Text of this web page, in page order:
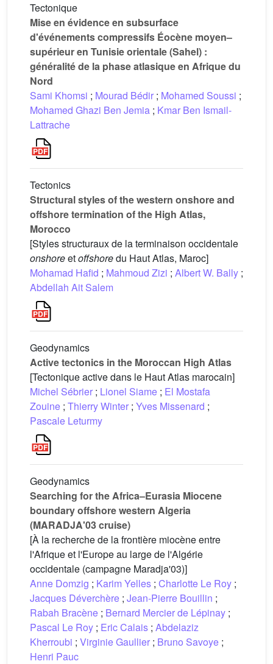
Tectonique
Mise en évidence en subsurface
d'événements compressifs Éocène moyen–
supérieur en Tunisie orientale (Sahel) :
généralité de la phase atlasique en Afrique du
Nord
Sami Khomsi ; Mourad Bédir ; Mohamed Soussi ;
Mohamed Ghazi Ben Jemia ; Kmar Ben Ismail-
Lattrache
Tectonics
Structural styles of the western onshore and
offshore termination of the High Atlas,
Morocco
[Styles structuraux de la terminaison occidentale
onshoreetoffshoredu Haut Atlas, Maroc]
Mohamad Hafid ; Mahmoud Zizi ; Albert W. Bally ;
Abdellah Ait Salem
Geodynamics
Active tectonics in the Moroccan High Atlas
[Tectonique active dans le Haut Atlas marocain]
Michel Sébrier ; Lionel Siame ; El Mostafa
Zouine ; Thierry Winter ; Yves Missenard ;
Pascale Leturmy
Geodynamics
Searching for the Africa–Eurasia Miocene
boundary offshore western Algeria
(MARADJA'03 cruise)
[À la recherche de la frontière miocène entre
l'Afrique et l'Europe au large de l'Algérie
occidentale (campagne Maradja'03)]
Anne Domzig ; Karim Yelles ; Charlotte Le Roy ;
Jacques Déverchère ; Jean-Pierre Bouillin ;
Rabah Bracène ; Bernard Mercier de Lépinay ;
Pascal Le Roy ; Eric Calais ; Abdelaziz
Kherroubi ; Virginie Gaullier ; Bruno Savoye ;
Henri Pauc